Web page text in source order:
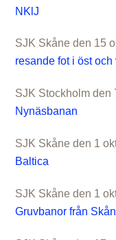
NKlJ
SJK Skåne den 15
resande fot i öst och
SJK Stockholm den
Nynäsbanan
SJK Skåne den 1
Baltica
SJK Skåne den 1
Gruvbanor från